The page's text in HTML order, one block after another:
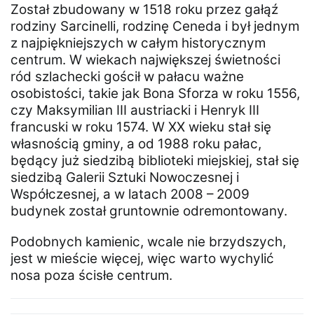
Został zbudowany w 1518 roku przez gałąź
rodziny Sarcinelli, rodzinę Ceneda i był jednym
z najpiękniejszych w całym historycznym
centrum. W wiekach największej świetności
ród szlachecki gościł w pałacu ważne
osobistości, takie jak Bona Sforza w roku 1556,
czy Maksymilian III austriacki i Henryk III
francuski w roku 1574. W XX wieku stał się
własnością gminy, a od 1988 roku pałac,
będący już siedzibą biblioteki miejskiej, stał się
siedzibą Galerii Sztuki Nowoczesnej i
Współczesnej, a w latach 2008 – 2009
budynek został gruntownie odremontowany.
Podobnych kamienic, wcale nie brzydszych,
jest w mieście więcej, więc warto wychylić
nosa poza ścisłe centrum.